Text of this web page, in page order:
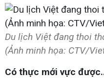
Du lịch Việt đang thoi
(Ảnh minh họa: CTV/
Có thực mới vực